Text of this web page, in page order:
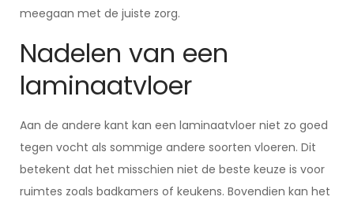
meegaan met de juiste zorg.
Nadelen van een
laminaatvloer
Aan de andere kant kan een laminaatvloer niet zo goed
tegen vocht als sommige andere soorten vloeren. Dit
betekent dat het misschien niet de beste keuze is voor
ruimtes zoals badkamers of keukens. Bovendien kan het